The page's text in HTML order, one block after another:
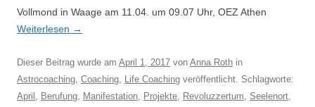
Vollmond in Waage am 11.04. um 09.07 Uhr, OEZ Athen
Weiterlesen →
Dieser Beitrag wurde am April 1, 2017 von Anna Roth in
Astrocoaching, Coaching, Life Coaching veröffentlicht. Schlagworte:
April , Berufung, Manifestation, Projekte, Revoluzzertum, Seelenort,